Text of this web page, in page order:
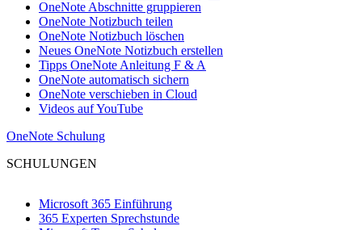
OneNote Abschnitte gruppieren
OneNote Notizbuch teilen
OneNote Notizbuch löschen
Neues OneNote Notizbuch erstellen
Tipps OneNote Anleitung F & A
OneNote automatisch sichern
OneNote verschieben in Cloud
Videos auf YouTube
OneNote Schulung
SCHULUNGEN
Microsoft 365 Einführung
365 Experten Sprechstunde